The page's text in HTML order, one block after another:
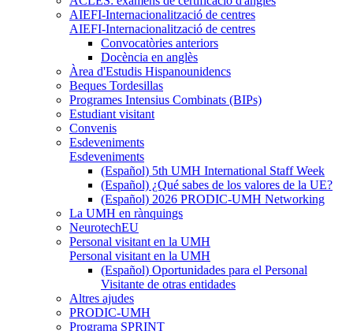
AIEFI-Internacionalització de centres
AIEFI-Internacionalització de centres
Convocatòries anteriors
Docència en anglès
Àrea d'Estudis Hispanounidencs
Beques Tordesillas
Programes Intensius Combinats (BIPs)
Estudiant visitant
Convenis
Esdeveniments
Esdeveniments
(Español) 5th UMH International Staff Week
(Español) ¿Qué sabes de los valores de la UE?
(Español) 2026 PRODIC-UMH Networking
La UMH en rànquings
NeurotechEU
Personal visitant en la UMH
Personal visitant en la UMH
(Español) Oportunidades para el Personal
Visitante de otras entidades
Altres ajudes
PRODIC-UMH
Programa SPRINT